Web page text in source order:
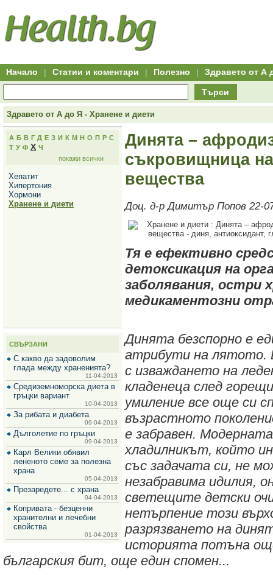
Всички
офети
за
Hitro.bg
Всички
оферти
Hitro.bg
оферти
Hitro.bg
във
всички
оферти
Всички
пазаруване
изгодни
оферти
50+
начало
Клуб
Начало | Статии и коментари | Полезно | Здравето от А
Търси
Здравето от А до Я - Хранене и диети
А Б В Г Д Е З И К М Н О П Р С
Т У Ф Х Ч
покажи всички
Хепатит
Хипертония
Хормони
Хранене и диети
СВЪРЗАНИ
С какво да задоволим
глада между храненията?
11-04-2013
Средиземноморска диета в
гръцки вариант
10-04-2013
За рибата и диабета
09-04-2013
Дълголетие по гръцки
09-04-2013
Карл Велики обявил
лененото семе за полезна
храна
05-04-2013
Презаредете... с храна
04-04-2013
Копривата - безценни
хранителни и лечебни
свойства
01-04-2013
Динята –
съкровищница
вещества
Доц. д-р Димитър Попов 22-
Тя е ефективно
детоксикация на
заболявания, остри
медикаментозни
Динята безспорно е
атрибути на лятото.
с изваждането на
кладенеца след
умиление все още си
възрастното
е забравен.
хладилникът, който
със задачата си, не
незабравима идилия,
светещите детски
нетърпение този
разрязването на
историята потъна
българския бит, още един спомен...